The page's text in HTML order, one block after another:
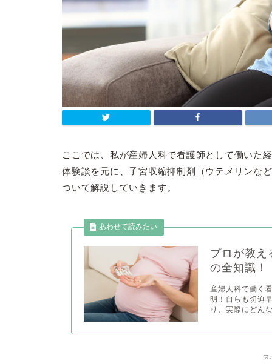
ここでは、私が産婦人科で看護師として働いた
体験談を元に、子宮収縮抑制剤（ウテメリンな
ついて解説していきます。
プロが教え
の全知識！
産婦人科で働く
明！自らも切迫
り、実際にどん
ス